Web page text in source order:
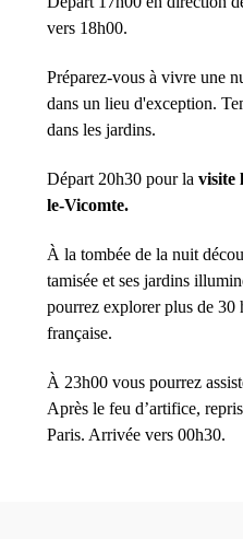
vers 18h00.
Préparez-vous à vivre une
dans un lieu d'exception.
dans les jardins.
Départ 20h30 pour la visite
le-Vicomte.
À la tombée de la nuit
tamisée et ses jardins
pourrez explorer plus de 30
française.
À 23h00 vous pourrez
Après le feu d’artifice,
Paris. Arrivée vers 00h30.